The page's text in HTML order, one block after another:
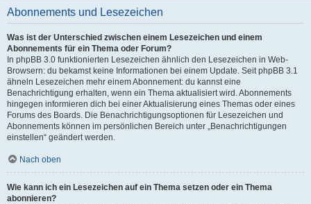
Abonnements und Lesezeichen
Was ist der Unterschied zwischen einem Lesezeichen und einem
Abonnements für ein Thema oder Forum?
In phpBB 3.0 funktionierten Lesezeichen ähnlich den Lesezeichen in Web-
Browsern: du bekamst keine Informationen bei einem Update. Seit phpBB 3.1
ähneln Lesezeichen mehr einem Abonnement: du kannst eine
Benachrichtigung erhalten, wenn ein Thema aktualisiert wird. Abonnements
hingegen informieren dich bei einer Aktualisierung eines Themas oder eines
Forums des Boards. Die Benachrichtigungsoptionen für Lesezeichen und
Abonnements können im persönlichen Bereich unter „Benachrichtigungen
einstellen“ geändert werden.
Nach oben
Wie kann ich ein Lesezeichen auf ein Thema setzen oder ein Thema
abonnieren?